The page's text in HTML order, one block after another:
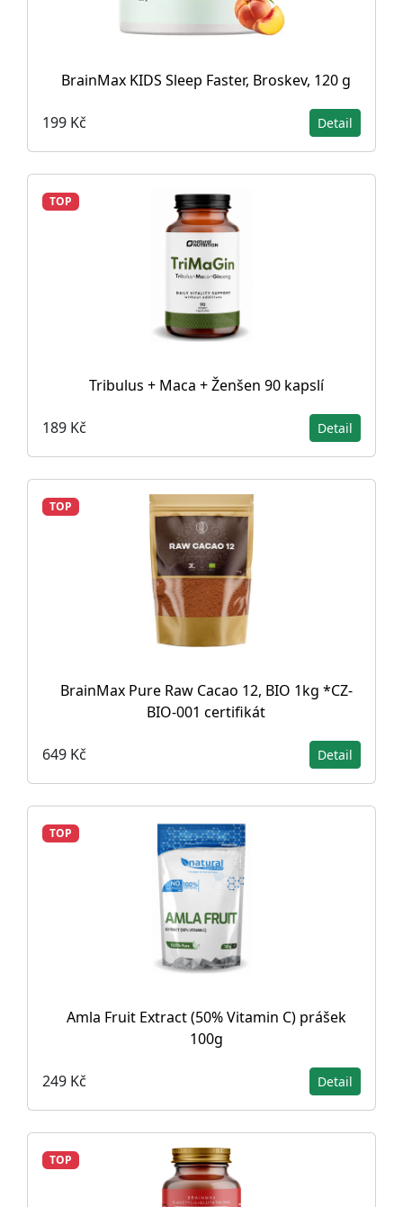
BrainMax KIDS Sleep Faster, Broskev, 120 g
199 Kč Detail
TOP
Tribulus + Maca + Ženšen 90 kapslí
189 Kč Detail
TOP
BrainMax Pure Raw Cacao 12, BIO 1kg *CZ-
BIO-001 certifikát
649 Kč Detail
TOP
Amla Fruit Extract (50% Vitamin C) prášek
100g
249 Kč Detail
TOP